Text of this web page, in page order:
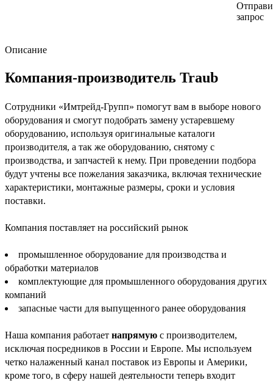
запрос
Описание
Компания-производитель Traub
Сотрудники «Имтрейд-Групп» помогут вам в выборе нового
оборудования и смогут подобрать замену устаревшему
оборудованию, используя оригинальные каталоги
производителя, а так же оборудованию, снятому с
производства, и запчастей к нему. При проведении подбора
будут учтены все пожелания заказчика, включая технические
характеристики, монтажные размеры, сроки и условия
поставки.
Компания поставляет на российский рынок
промышленное оборудование для производства и
обработки материалов
комплектующие для промышленного оборудования других
компаний
запасные части для выпущенного ранее оборудования
Наша компания работает напрямую с производителем,
исключая посредников в России и Европе. Мы используем
четко налаженный канал поставок из Европы и Америки,
кроме того, в сферу нашей деятельности теперь входит